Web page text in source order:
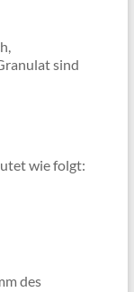
sind
wie folgt:
des